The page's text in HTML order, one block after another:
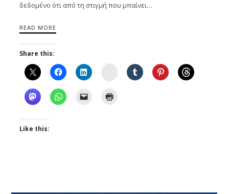
δεδομένο ότι από τη στιγμή που μπαίνει…
READ MORE
Share this:
Instagram
Like this: